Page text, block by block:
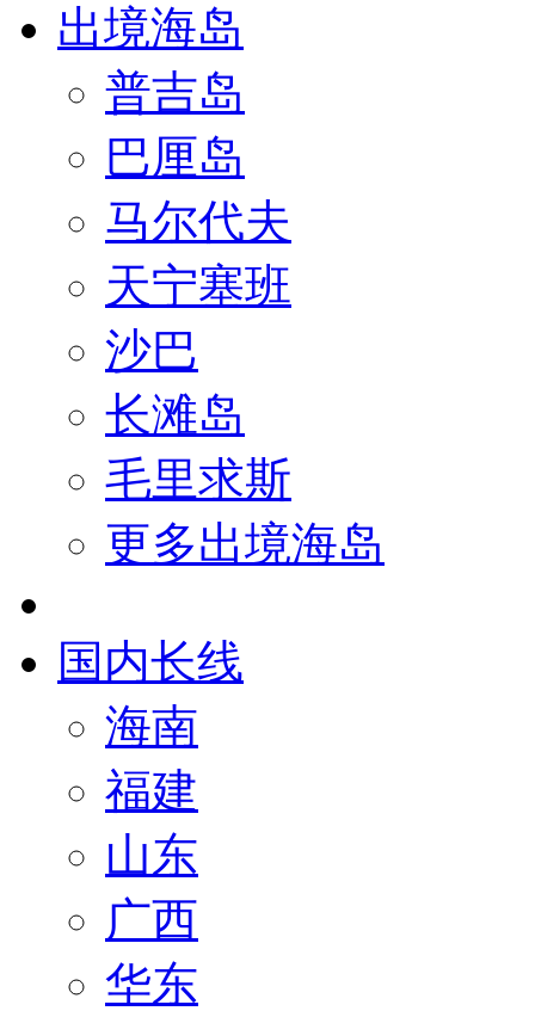
出境海岛
普吉岛
巴厘岛
马尔代夫
天宁塞班
沙巴
长滩岛
毛里求斯
更多出境海岛
国内长线
海南
福建
山东
广西
华东